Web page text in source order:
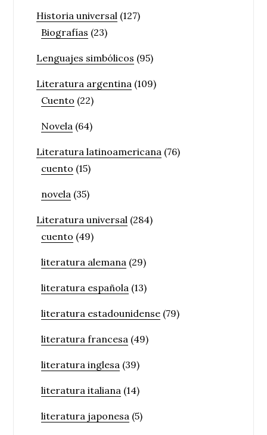
Historia universal (127)
Biografías (23)
Lenguajes simbólicos (95)
Literatura argentina (109)
Cuento (22)
Novela (64)
Literatura latinoamericana (76)
cuento (15)
novela (35)
Literatura universal (284)
cuento (49)
literatura alemana (29)
literatura española (13)
literatura estadounidense (79)
literatura francesa (49)
literatura inglesa (39)
literatura italiana (14)
literatura japonesa (5)